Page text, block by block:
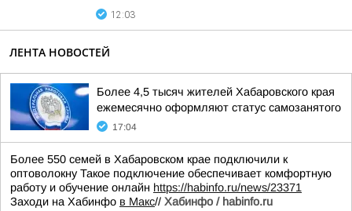
12:03
ЛЕНТА НОВОСТЕЙ
Более 4,5 тысяч жителей Хабаровского края
ежемесячно оформляют статус самозанятого
17:04
Более 550 семей в Хабаровском крае подключили к
оптоволокну Такое подключение обеспечивает комфортную
работу и обучение онлайн https://habinfo.ru/news/23371
Заходи на Хабинфо в Макс// Хабинфо / habinfo.ru